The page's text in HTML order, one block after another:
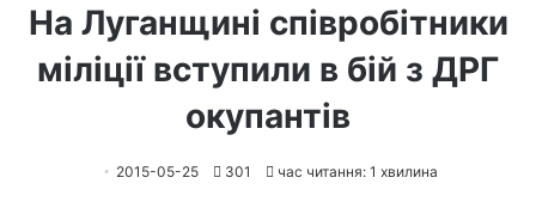
На Луганщині співробітники
міліції вступили в бій з ДРГ
окупантів
2015-05-25 301 час читання: 1 хвилина